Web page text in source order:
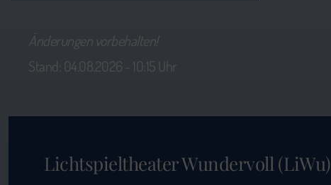
Änderungen vorbehalten!
Stand: 04.08.2026 - 10:15 Uhr
Lichtspieltheater Wundervoll (LiWu)